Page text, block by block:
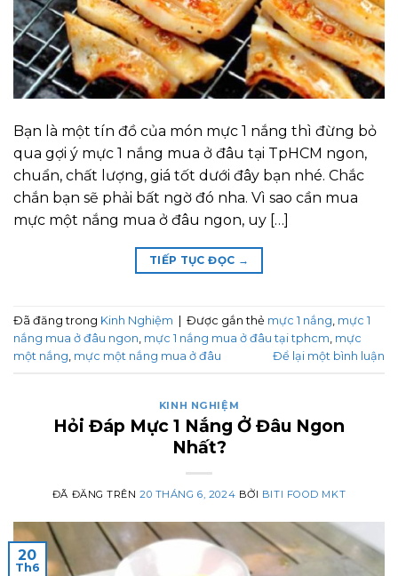
Bạn là một tín đồ của món mực 1 nắng thì đừng bỏ
qua gợi ý mực 1 nắng mua ở đâu tại TpHCM ngon,
chuẩn, chất lượng, giá tốt dưới đây bạn nhé. Chắc
chắn bạn sẽ phải bất ngờ đó nha. Vì sao cần mua
mực một nắng mua ở đâu ngon, uy […]
TIẾP TỤC ĐỌC →
Đã đăng trong Kinh Nghiệm Được gắn thẻ mực 1 nắng, mực 1
nắng mua ở đâu ngon, mực 1 nắng mua ở đâu tại tphcm, mực
một nắng, mực một nắng mua ở đâu Để lại một bình luận
KINH NGHIỆM
Hỏi Đáp Mực 1 Nắng Ở Đâu Ngon
Nhất?
ĐÃ ĐĂNG TRÊN20 THÁNG 6, 2024 BỞI BITI FOOD MKT
20
Th6